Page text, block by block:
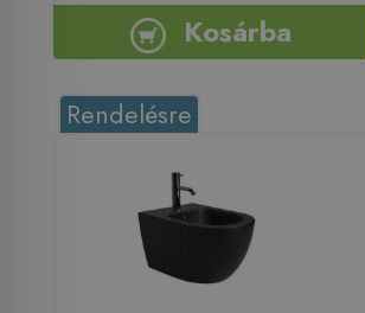
Kosárba
Rendelésre